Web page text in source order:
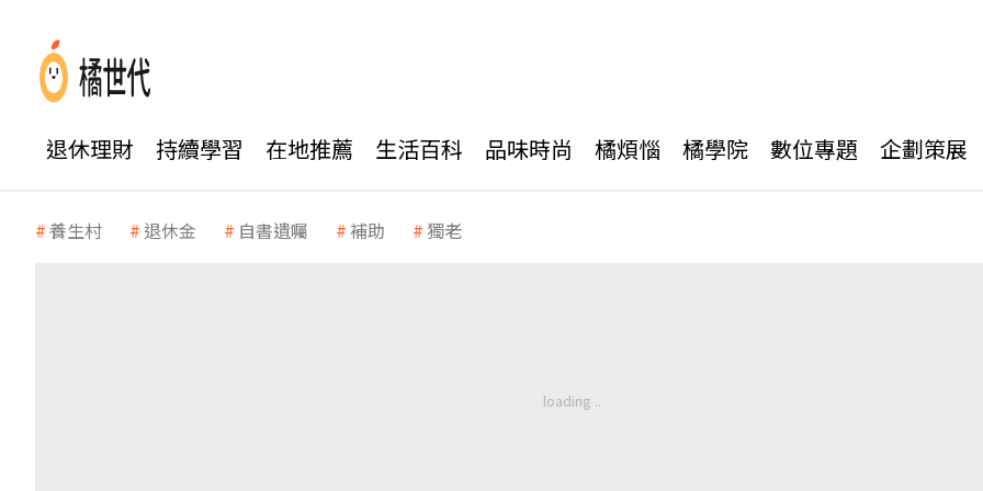
退休理財 持續學習 在地推薦 生活百科 品味時尚 橘煩惱 橘學院 數位專題 企劃策展
養生村 退休金 自書遺囑 補助 獨老